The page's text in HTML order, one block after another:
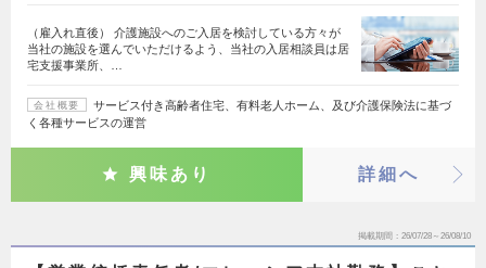
（雇入れ直後） 介護施設へのご入居を検討している方々が
当社の施設を選んでいただけるよう、当社の入居相談員は居
宅支援事業所、…
会社概要
サービス付き高齢者住宅、有料老人ホーム、及び介護保険法に基づ
く各種サービスの運営
興味あり 詳細へ
掲載期間 26/07/28～26/08/10